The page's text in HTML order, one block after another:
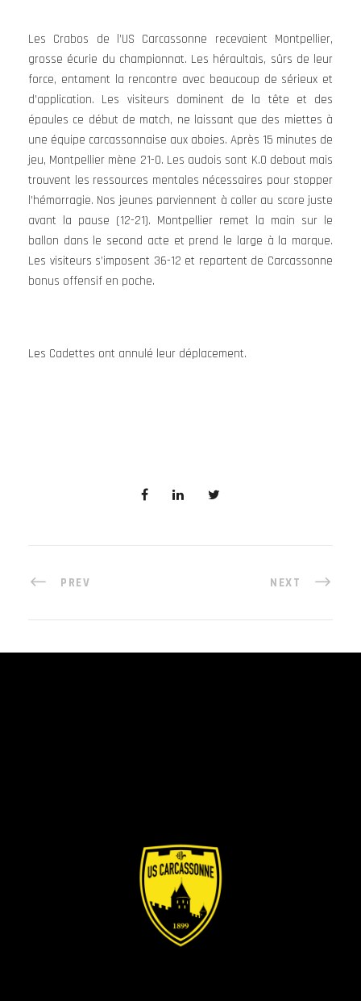
Les Crabos de l’US Carcassonne recevaient Montpellier,
grosse écurie du championnat. Les héraultais, sûrs de leur
force, entament la rencontre avec beaucoup de sérieux et
d’application. Les visiteurs dominent de la tête et des
épaules ce début de match, ne laissant que des miettes à
une équipe carcassonnaise aux aboies. Après 15 minutes de
jeu, Montpellier mène 21-0. Les audois sont K.0 debout mais
trouvent les ressources mentales nécessaires pour stopper
l’hémorragie. Nos jeunes parviennent à coller au score juste
avant la pause (12-21). Montpellier remet la main sur le
ballon dans le second acte et prend le large à la marque.
Les visiteurs s’imposent 36-12 et repartent de Carcassonne
bonus offensif en poche.
Les Cadettes ont annulé leur déplacement.
PREV NEXT